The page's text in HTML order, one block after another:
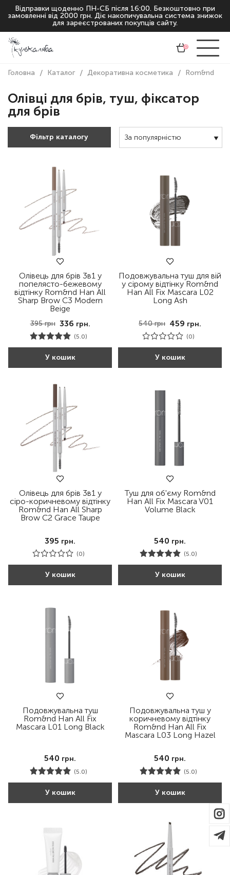
Відправки щоденно ПН-СБ після 16:00. Безкоштовно при
замовленні від 2000 грн. Діє накопичувальна система знижок
для зареєстрованих покупців сайту.
0
Головна Каталог Декоративна косметика Rom&nd
Олівці для брів, туш, фіксатор
для брів
Фільтр каталогу За популярністю
Ціна
Бренд
Олівець для брів 3в1 у
попелясто-бежевому
відтінку Rom&nd Han All
Sharp Brow C3 Modern
Beige
395грн 336 грн.
(5.0)
У кошик
Подовжувальна туш для вій
у сірому відтінку Rom&nd
Han All Fix Mascara L02
Long Ash
540грн 459 грн.
(0)
У кошик
Олівець для брів 3в1 у
сіро-коричневому відтінку
Rom&nd Han All Sharp
Brow C2 Grace Taupe
395 грн.
(0)
У кошик
Туш для об'єму Rom&nd
Han All Fix Mascara V01
Volume Black
540 грн.
(5.0)
У кошик
Подовжувальна туш
Rom&nd Han All Fix
Mascara L01 Long Black
540 грн.
(5.0)
У кошик
Подовжувальна туш у
коричневому відтінку
Rom&nd Han All Fix
Mascara L03 Long Hazel
540 грн.
(5.0)
У кошик